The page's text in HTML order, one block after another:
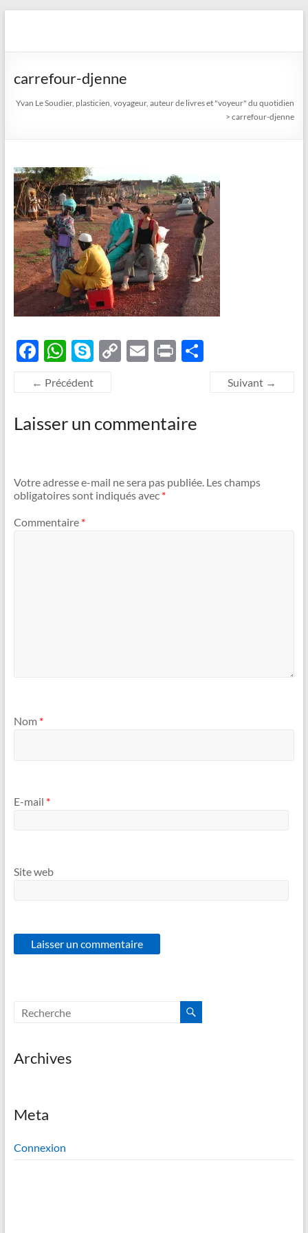
voyageur, auteur de livres
et "voyeur" du quotidien
carrefour-djenne
Yvan Le Soudier, plasticien, voyageur, auteur de livres et "voyeur" du quotidien
>carrefour-djenne
F
ac
e
b
o
k
W
h
at
s
A
p
S
y
p
e
C
y
Li
k
E P P
← Précédent Suivant →
Laisser un commentaire
Votre adresse e-mail ne sera pas publiée. Les champs
obligatoires sont indiqués avec *
Commentaire *
Nom *
E-mail *
Site web
Archives
Meta
Connexion